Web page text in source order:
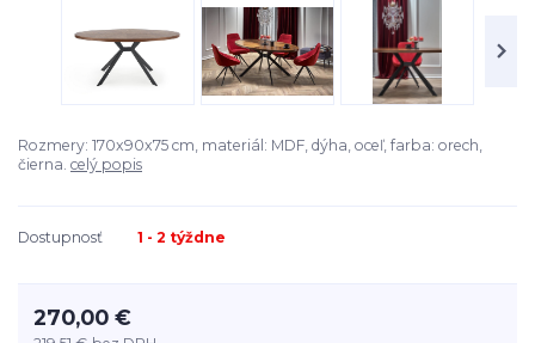
Rozmery: 170x90x75 cm, materiál: MDF, dýha, oceľ, farba: orech,
čierna. celý popis
Dostupnosť 1 - 2 týždne
270,00 €